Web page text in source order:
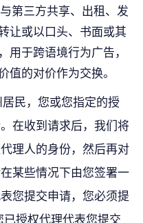
第三方共享、出租、发
让或以口头、书面或其
用于跨语境行为广告，
值的对价作为交换。
民，您或您指定的授
在收到请求后，我们将
理人的身份，然后再对
某些情况下由您签署一
您提交申请，您必须提
授权代理代表您提交